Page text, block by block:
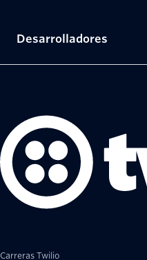
Carreras Twilio
Desarrolladores